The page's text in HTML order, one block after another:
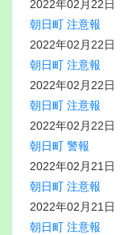
2022年02月22日
朝日町 注意報
2022年02月22日
朝日町 注意報
2022年02月22日
朝日町 注意報
2022年02月22日
朝日町 警報
2022年02月21日
朝日町 注意報
2022年02月21日
朝日町 注意報